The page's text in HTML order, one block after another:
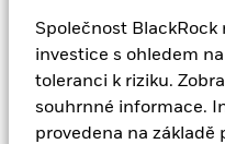
Společnost
investice s ohledem
toleranci k riziku.
souhrnné informace.
provedena na základě
součástí jedné
fondů společnosti
oddělených závazků,
BlackRock není
na tento fond